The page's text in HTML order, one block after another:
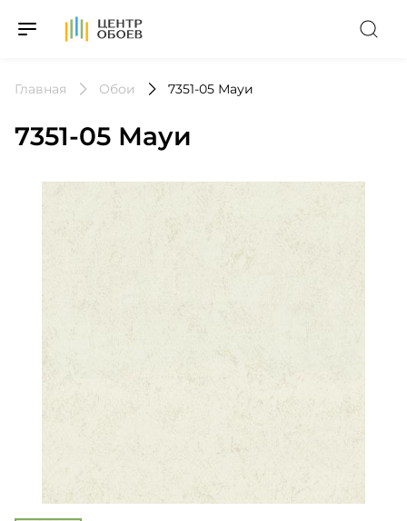
На Главную
Главная Обои 7351-05 Мауи
7351-05 Мауи